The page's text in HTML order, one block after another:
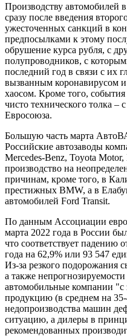
Производству автомобилей
сразу после введения
ужесточенных санкций в
предпосылками к этому
обрушение курса рубля, с
полупроводников, с
последний год в связи с их
вызванным коронавирусом
хаосом. Кроме того,
чисто технического толка –
Евросоюза.
Большую часть марта
Российские автозаводы
Mercedes-Benz, Toyota
производство на
причинам, кроме того, в
престижных BMW, а в
автомобилей Ford Transit.
По данным Ассоциации
марта 2022 года в России
что соответствует падению
года на 62,9% или 93 547
Из-за резкого подорожания
а также
автомобильные компании
продукцию (в среднем на
недопроизводства машин
ситуацию, а дилеры в
рекомендованных